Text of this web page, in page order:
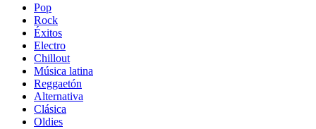
Pop
Rock
Éxitos
Electro
Chillout
Música latina
Reggaetón
Alternativa
Clásica
Oldies